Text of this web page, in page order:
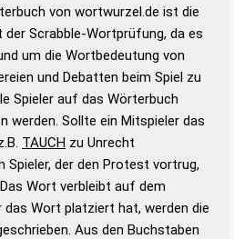
eines semantischen
gute Anhaltspunkte zu
und Wortform, um die
für das Scrabble-Spiel zu
Turnier Scrabble-
– Standardwerk in 12 Bänden
– Richtiges und gutes
von wortwurzel.de ist die
Scrabble-Wortprüfung, da es
um die Wortbedeutung von
und Debatten beim Spiel zu
Spieler auf das Wörterbuch
werden. Sollte ein Mitspieler das
TAUCH zu Unrecht
Spieler, der den Protest vortrug,
Wort verbleibt auf dem
das Wort platziert hat, werden die
Aus den Buchstaben